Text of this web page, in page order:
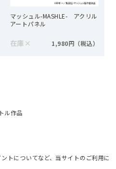
マッシュル-MASHLE- アクリル
アートパネル
在庫 × 1,980円
ル作品
トについてなど、当サイトのご利用に